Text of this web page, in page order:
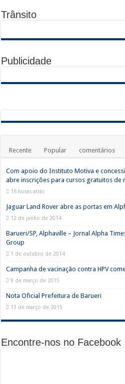
Trânsito
Publicidade
Recente Popular comentários
Com apoio do Instituto Motiva e
abre inscrições para cursos gratuitos de
16 horas atrás
Jaguar Land Rover abre as portas em
12 de junho de 2014
Barueri/SP, Alphaville – Jornal Alpha
Group
1 de outubro de 2014
Campanha de vacinação contra HPV
9 de março de 2015
Nota Oficial Prefeitura de Barueri
13 de março de 2015
Encontre-nos no Facebook